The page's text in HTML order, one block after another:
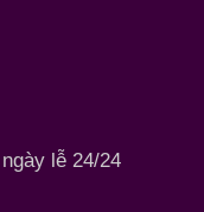
lễ 24/24